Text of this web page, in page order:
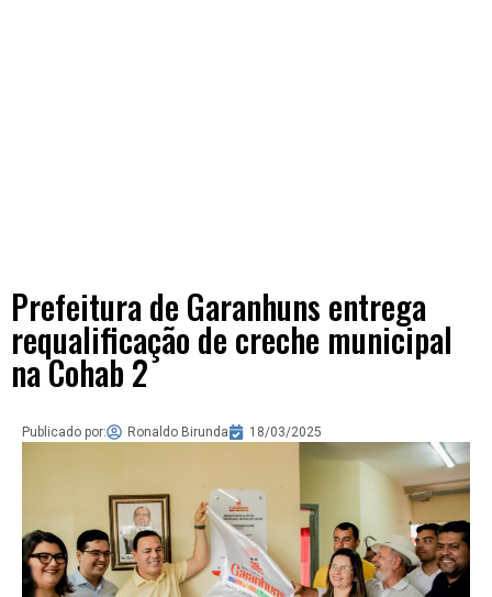
Prefeitura de Garanhuns entrega
requalificação de creche municipal
na Cohab 2
Publicado por: Ronaldo Birunda 18/03/2025